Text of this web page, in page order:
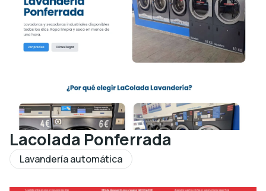
Lacolada Ponferrada
Lavandería automática